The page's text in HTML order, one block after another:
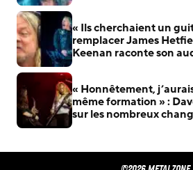
« Ils cherchaient un
remplacer James
Keenan raconte son
« Honnêtement,
même formation » :
sur les nombreux